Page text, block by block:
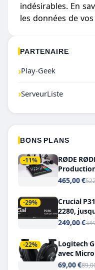
indésirables. En
les données de
PARTENAIRE
›Play-Geek
›ServeurListe
BONS PLANS
-11%
RØDE
Double
465,00 €
-29%
Crucial
2280,
249,00 €
-22%
Logitech
avec
69,00 €